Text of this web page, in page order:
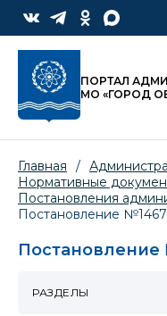
ПОРТАЛ
МО «ГОРОД
Главная /
Нормативные
Постановления
Постановление
Постановление
РАЗДЕЛЫ